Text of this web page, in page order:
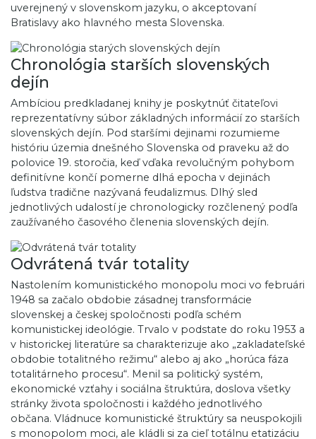
uverejnený v slovenskom jazyku, o akceptovaní
Bratislavy ako hlavného mesta Slovenska.
Chronológia starších slovenských
dejín
Ambíciou predkladanej knihy je poskytnúť čitateľovi
reprezentatívny súbor základných informácií zo starších
slovenských dejín. Pod staršími dejinami rozumieme
históriu územia dnešného Slovenska od praveku až do
polovice 19. storočia, keď vďaka revolučným pohybom
definitívne končí pomerne dlhá epocha v dejinách
ľudstva tradične nazývaná feudalizmus. Dlhý sled
jednotlivých udalostí je chronologicky rozčlenený podľa
zaužívaného časového členenia slovenských dejín.
Odvrátená tvár totality
Nastolením komunistického monopolu moci vo februári
1948 sa začalo obdobie zásadnej transformácie
slovenskej a českej spoločnosti podľa schém
komunistickej ideológie. Trvalo v podstate do roku 1953 a
v historickej literatúre sa charakterizuje ako „zakladateľské
obdobie totalitného režimu“ alebo aj ako „horúca fáza
totalitárneho procesu“. Menil sa politický systém,
ekonomické vzťahy i sociálna štruktúra, doslova všetky
stránky života spoločnosti i každého jednotlivého
občana. Vládnuce komunistické štruktúry sa neuspokojili
s monopolom moci, ale kládli si za cieľ totálnu etatizáciu